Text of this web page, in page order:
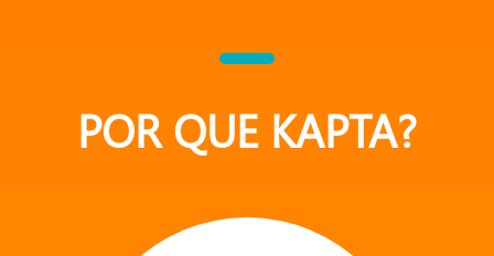
POR QUE KAPTA?